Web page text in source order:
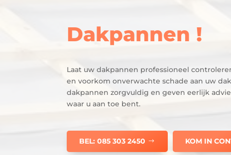
Dakpannen !
Laat uw dakpannen professioneel
en voorkom onverwachte schade aan uw
dakpannen zorgvuldig en geven eerlijk
waar u aan toe bent.
BEL: 085 303 2450 KOM IN